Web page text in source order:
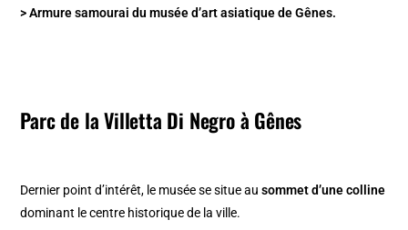
> Armure samourai du musée d’art asiatique de Gênes.
Parc de la Villetta Di Negro à Gênes
Dernier point d’intérêt, le musée se situe ausommet d’une colline
dominant le centre historique de la ville.